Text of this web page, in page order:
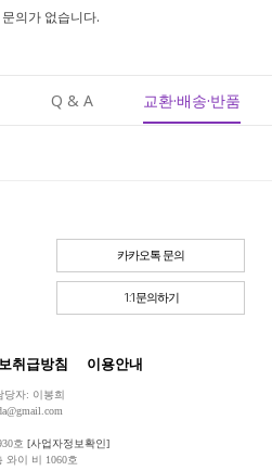
의가 없습니다.
Q & A 교환·배송·반품
카카오톡 문의
1:1문의하기
취급방침 이용안내
자: 이봉희
호 [사업자정보확인]
와이 비 1060호